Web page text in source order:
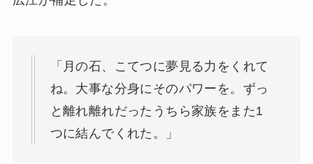
「月の石、こてつに夢見る力をくれて
ね。大事な分身にそのパワーを。ずっ
と離れ離れだったうちら家族をまた1
つに結んでくれた。」